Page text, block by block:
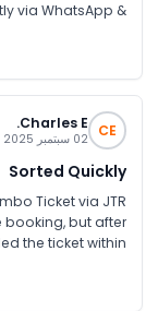
via WhatsApp &
CE
Charles E.
02 سبتمبر 2025
Sorted Quickly
Ticket via JTR
booking, but after
the ticket within